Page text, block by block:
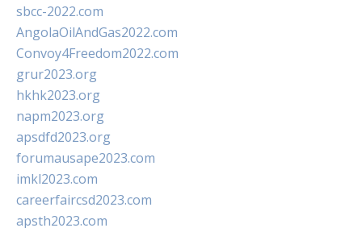
sbcc-2022.com
AngolaOilAndGas2022.com
Convoy4Freedom2022.com
grur2023.org
hkhk2023.org
napm2023.org
apsdfd2023.org
forumausape2023.com
imkl2023.com
careerfaircsd2023.com
apsth2023.com